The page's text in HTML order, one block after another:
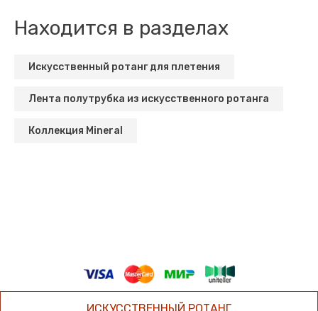
Находится в разделах
Искусственный ротанг для плетения
Лента полутрубка из искусственного ротанга
Коллекция Mineral